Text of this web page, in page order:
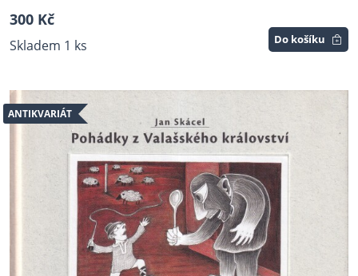
300 Kč
Skladem 1 ks Do košíku
ANTIKVARIÁT